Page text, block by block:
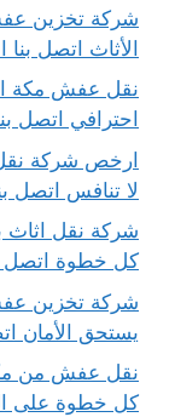
الأثاث اتصل بنا
احترافي اتصل
لا تنافس اتصل
كل خطوة اتصل
يستحق الأمان
كل خطوة على